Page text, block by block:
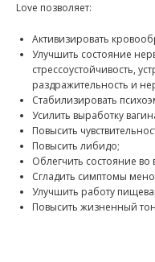
Love позволяет:
Активизировать
Улучшить состояние
стрессоустойчивость,
раздражительность и
Стабилизировать
Усилить выработку
Повысить
Повысить либидо;
Облегчить состояние
Сгладить симптомы
Улучшить работу
Повысить жизненный